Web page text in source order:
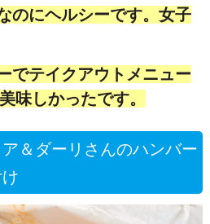
のにヘルシーです。女子
でテイクアウトメニュー
味しかったです。
＆ダーリさんのハンバー